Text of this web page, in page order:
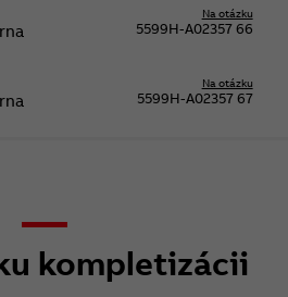
Na otázku
5599H-A02357 66
Na otázku
5599H-A02357 67
kompletizácii